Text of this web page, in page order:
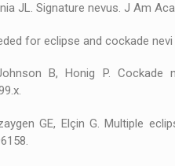
JL. Signature nevus. J Am
for eclipse and cockade
B, Honig P. Cockade
GE, Elçin G. Multiple